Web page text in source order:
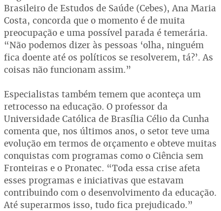
Brasileiro de Estudos de Saúde (Cebes), Ana Maria
Costa, concorda que o momento é de muita
preocupação e uma possível parada é temerária.
“Não podemos dizer às pessoas ‘olha, ninguém
fica doente até os políticos se resolverem, tá?’. As
coisas não funcionam assim.”
Especialistas também temem que aconteça um
retrocesso na educação. O professor da
Universidade Católica de Brasília Célio da Cunha
comenta que, nos últimos anos, o setor teve uma
evolução em termos de orçamento e obteve muitas
conquistas com programas como o Ciência sem
Fronteiras e o Pronatec. “Toda essa crise afeta
esses programas e iniciativas que estavam
contribuindo com o desenvolvimento da educação.
Até superarmos isso, tudo fica prejudicado.”